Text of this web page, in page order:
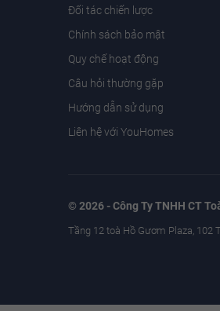
Đối tác chiến lược
Chính sách bảo mật
Quy chế hoạt động
Câu hỏi thường gặp
Hướng dẫn sử dụng
Liên hệ với YouHomes
© 2026 - Công Ty TNHH CT
Tầng 12 toà Hồ Gươm Plaza, 102